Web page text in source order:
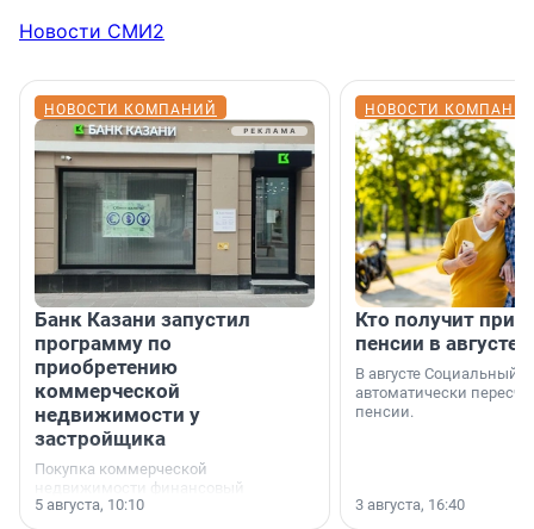
Новости СМИ2
НОВОСТИ КОМПАНИЙ
Банк Казани запустил
программу по
приобретению
коммерческой
недвижимости у
застройщика
Покупка коммерческой
недвижимости финансовый
инструмент, доступный для многих
5 августа, 10:10
НОВОСТИ
Кто получит
пенсии в августе
В августе Социальный
автоматически
пенсии.
3 августа, 16:40